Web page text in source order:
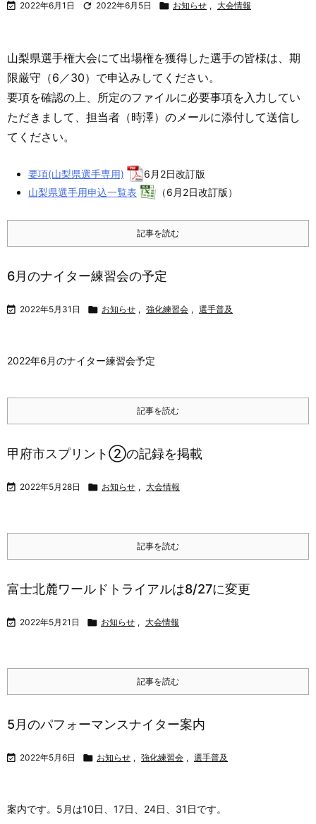
 2022年6月1日  2022年6月5日  お知らせ , 大会情報
山梨県選手権大会にて出場権を獲得した選手の皆様は、期
限厳守（6／30）で申込みしてください。
要項を確認の上、所定のファイルに必要事項を入力してい
ただきまして、担当者（時澤）のメールに添付して送信し
てください。
要項(山梨県選手専用)
6月2日改訂版
山梨県選手用申込一覧表
（6月2日改訂版）
記事を読む
6月のナイター練習会の予定
 2022年5月31日  お知らせ , 強化練習会 , 選手普及
2022年6月のナイター練習会予定
記事を読む
甲府市スプリント②の記録を掲載
 2022年5月28日  お知らせ , 大会情報
記事を読む
富士北麓ワールドトライアルは8/27に変更
 2022年5月21日  お知らせ , 大会情報
記事を読む
5月のパフォーマンスナイター案内
 2022年5月6日  お知らせ , 強化練習会 , 選手普及
案内です。5月は10日、17日、24日、31日です。